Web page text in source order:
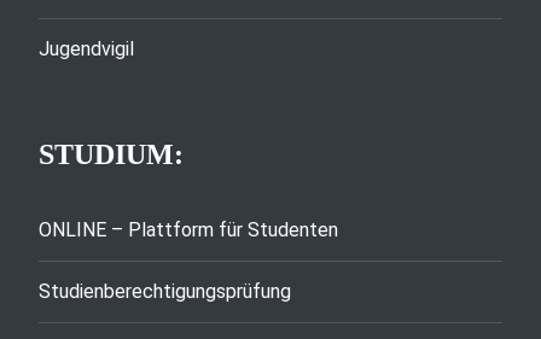
Jugendvigil
STUDIUM:
ONLINE – Plattform für Studenten
Studienberechtigungsprüfung